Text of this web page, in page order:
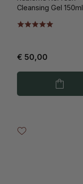
Cleansing Gel 150ml
€ 50,00